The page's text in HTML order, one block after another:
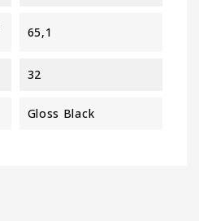
65,1
32
Gloss Black